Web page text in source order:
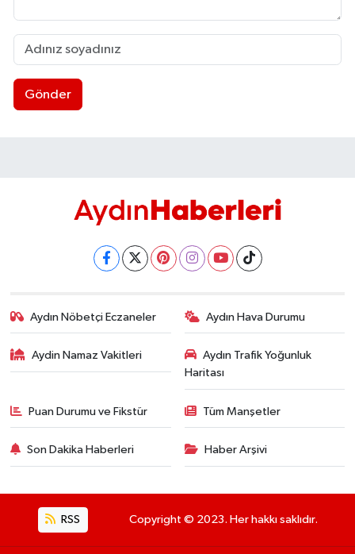
Gönder
Aydın Nöbetçi Eczaneler Aydın Hava Durumu
Aydin Namaz Vakitleri
Aydın Trafik Yoğunluk
Haritası
Puan Durumu ve Fikstür Tüm Manşetler
Son Dakika Haberleri Haber Arşivi
RSS Copyright © 2023. Her hakkı saklıdır.